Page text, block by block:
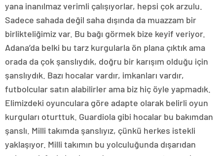
yana inanılmaz verimli çalışıyorlar, hepsi çok arzulu.
Sadece sahada değil saha dışında da muazzam bir
birlikteliğimiz var. Bu bağı görmek bize keyif veriyor.
Adana’da belki bu tarz kurgularla ön plana çıktık ama
orada da çok şanslıydık, doğru bir karışım olduğu için
şanslıydık. Bazı hocalar vardır, imkanları vardır,
futbolcular satın alabilirler ama biz hiç öyle yapmadık.
Elimizdeki oyunculara göre adapte olarak belirli oyun
kurguları oturttuk. Guardiola gibi hocalar bu bakımdan
şanslı. Milli takımda şanslıyız, çünkü herkes istekli
yaklaşıyor. Milli takımın bu yolculuğunda dışarıdan